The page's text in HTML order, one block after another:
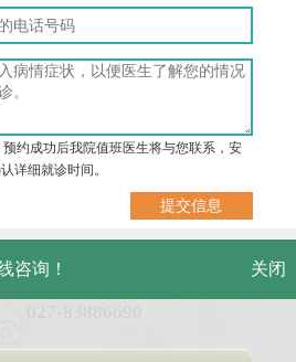
预约成功后我院值班医生将与您联系，安
详细就诊时间。
武汉市硚口区解放大道479号
免费电话：
咨询！ 关闭